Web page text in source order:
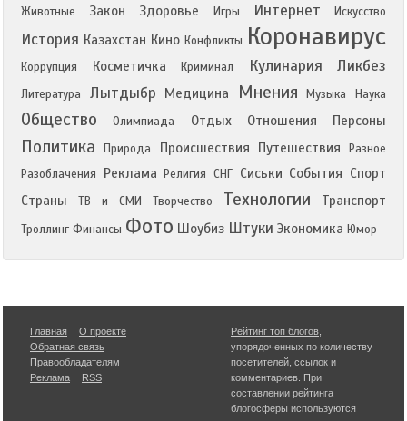
Животные
Закон Здоровье Игры Интернет Искусство
История Казахстан Кино Конфликты Коронавирус
Коррупция Косметичка Криминал Кулинария Ликбез
Литература Лытдыбр Медицина Мнения Музыка Наука
Общество Олимпиада Отдых Отношения Персоны
Политика Природа Происшествия Путешествия
Разное
Разоблачения
Реклама Религия СНГ Сиськи События Спорт
Страны
ТВ и СМИ Творчество Технологии Транспорт
Троллинг Финансы Фото Шоубиз Штуки Экономика Юмор
Главная
О проекте
Обратная связь
Правообладателям
Реклама
RSS
Рейтинг топ блогов
упорядоченных по количеству
посетителей, ссылок и
комментариев. При
составлении рейтинга
блогосферы используются